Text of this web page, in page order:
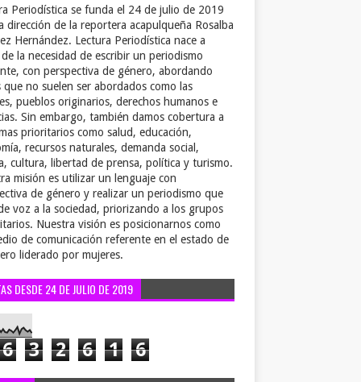
Periodística se funda el 24 de julio de 2019
dirección de la reportera acapulqueña Rosalba
Hernández. Lectura Periodística nace a
la necesidad de escribir un periodismo
con perspectiva de género, abordando
que no suelen ser abordados como las
pueblos originarios, derechos humanos e
Sin embargo, también damos cobertura a
prioritarios como salud, educación,
recursos naturales, demanda social,
cultura, libertad de prensa, política y turismo.
misión es utilizar un lenguaje con
de género y realizar un periodismo que
voz a la sociedad, priorizando a los grupos
Nuestra visión es posicionarnos como
de comunicación referente en el estado de
liderado por mujeres.
DESDE 24 DE JULIO DE 2019
6 3 2 6 1 6